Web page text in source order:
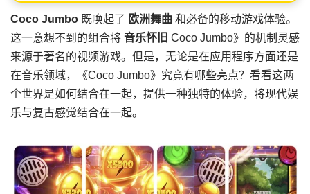
Coco Jumbo 既唤起了 欧洲舞曲 和必备的移动游戏体验。
这一意想不到的组合将 音乐怀旧 Coco Jumbo》的机制灵感
来源于著名的视频游戏。但是，无论是在应用程序方面还是
在音乐领域，《Coco Jumbo》究竟有哪些亮点？看看这两
个世界是如何结合在一起，提供一种独特的体验，将现代娱
乐与复古感觉结合在一起。